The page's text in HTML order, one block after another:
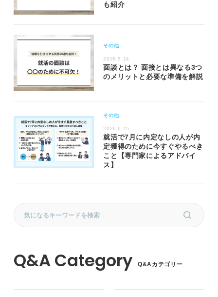
も紹介
その他
2026.5.14
面談とは？ 面接とは異なる3つ
のメリットと必要な準備を解説
その他
2026.6.25
就活で7月に内定なしの人が内
定獲得のために今すぐやるべき
こと【専門家によるアドバイ
ス】
Q&Aカテゴリー